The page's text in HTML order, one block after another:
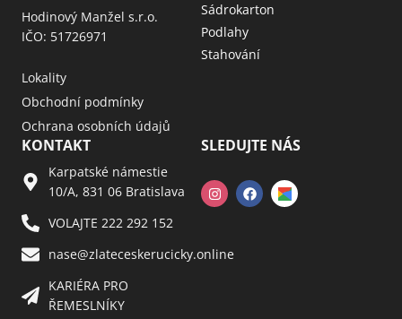
Hodinový Manžel s.r.o.
IČO: 51726971
Lokality
Obchodní podmínky
Ochrana osobních údajů
Sádrokarton
Podlahy
Stahování
KONTAKT
Karpatské námestie
10/A, 831 06 Bratislava
VOLAJTE 222 292 152
nase@zlateceskerucicky.online
KARIÉRA PRO
ŘEMESLNÍKY
SLEDUJTE NÁS